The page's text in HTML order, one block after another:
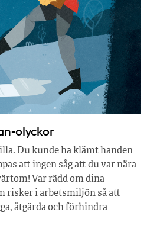
olyckor
Du kunde ha klämt handen
att ingen såg att du var nära
Var rädd om dina
risker i arbetsmiljön så att
åtgärda och förhindra